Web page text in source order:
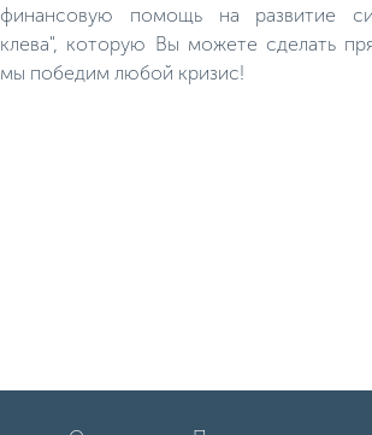
финансовую помощь на развитие
клева", которую Вы можете сделать
мы победим любой кризис!